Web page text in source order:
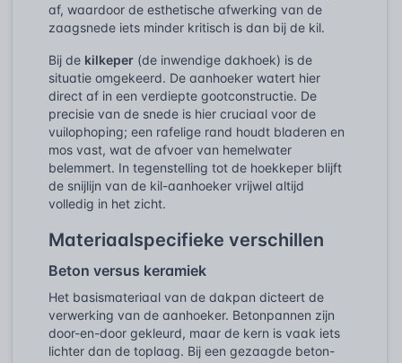
af, waardoor de esthetische afwerking van de
zaagsnede iets minder kritisch is dan bij de kil.
Bij de kilkeper (de inwendige dakhoek) is de
situatie omgekeerd. De aanhoeker watert hier
direct af in een verdiepte gootconstructie. De
precisie van de snede is hier cruciaal voor de
vuilophoping; een rafelige rand houdt bladeren en
mos vast, wat de afvoer van hemelwater
belemmert. In tegenstelling tot de hoekkeper blijft
de snijlijn van de kil-aanhoeker vrijwel altijd
volledig in het zicht.
Materiaalspecifieke verschillen
Beton versus keramiek
Het basismateriaal van de dakpan dicteert de
verwerking van de aanhoeker. Betonpannen zijn
door-en-door gekleurd, maar de kern is vaak iets
lichter dan de toplaag. Bij een gezaagde beton-